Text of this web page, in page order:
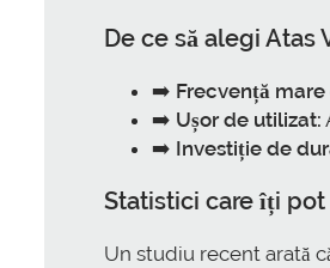
De ce să alegi Atas
➡️ Frecvență
➡️ Ușor de utilizat:
➡️ Investiție de
Statistici care îți
Un studiu recent arată